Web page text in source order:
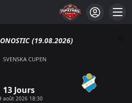
(19.08.2026)
SVENSKA CUPEN
13 Jours
août 2026 18:30